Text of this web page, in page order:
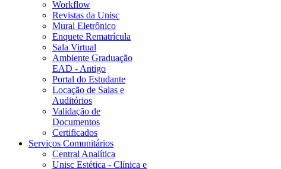
Workflow
Revistas da Unisc
Mural Eletrônico
Enquete Rematrícula
Sala Virtual
Ambiente Graduação
EAD - Antigo
Portal do Estudante
Locação de Salas e
Auditórios
Validação de
Documentos
Certificados
Serviços Comunitários
Central Analítica
Unisc Estética - Clínica e